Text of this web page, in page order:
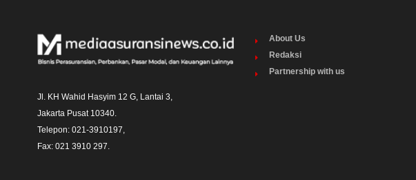
Jl. KH Wahid Hasyim 12 G, Lantai 3,
Jakarta Pusat 10340.
Telepon: 021-3910197,
Fax: 021 3910 297.
About Us
Redaksi
Partnership with us